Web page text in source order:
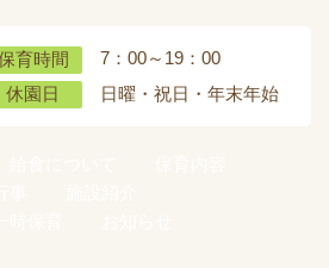
育時間
7：00～19：00
休園日
日曜・祝日・年末年始